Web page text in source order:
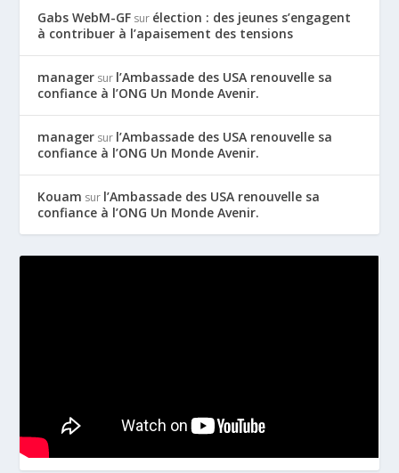
Gabs WebM-GF sur élection : des jeunes s’engagent
à contribuer à l’apaisement des tensions
manager sur l’Ambassade des USA renouvelle sa
confiance à l’ONG Un Monde Avenir.
manager sur l’Ambassade des USA renouvelle sa
confiance à l’ONG Un Monde Avenir.
Kouam sur l’Ambassade des USA renouvelle sa
confiance à l’ONG Un Monde Avenir.